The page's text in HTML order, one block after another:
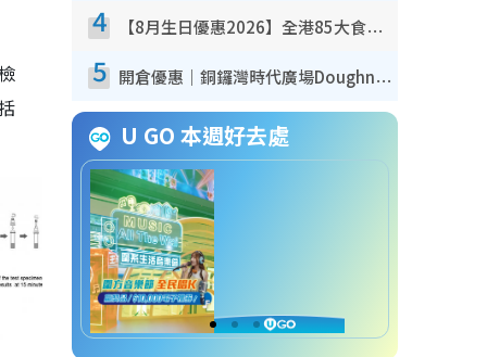
4 【8月生日優惠2026】全港85大食買玩著數攻略 自助餐/火鍋放題同行免費＋誠品/DONKI送現金券
5 開倉優惠｜銅鑼灣時代廣場Doughnut/Campo Marzio開倉低至1折！背囊、書包、手袋劈價$200起
U GO 本週好去處